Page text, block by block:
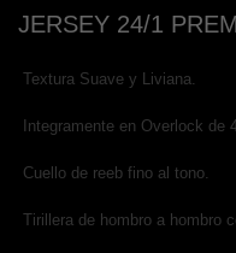
JERSEY 24/1
Textura Suave y Liviana.
Integramente en Overlock de
Cuello de reeb fino al tono.
Tirillera de hombro a hombro